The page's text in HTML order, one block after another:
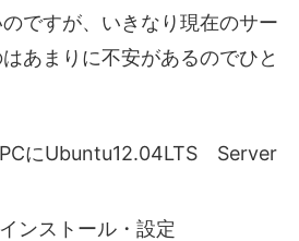
ですが、いきなり現在のサー
あまりに不安があるのでひと
にUbuntu12.04LTS Server
ンストール・設定